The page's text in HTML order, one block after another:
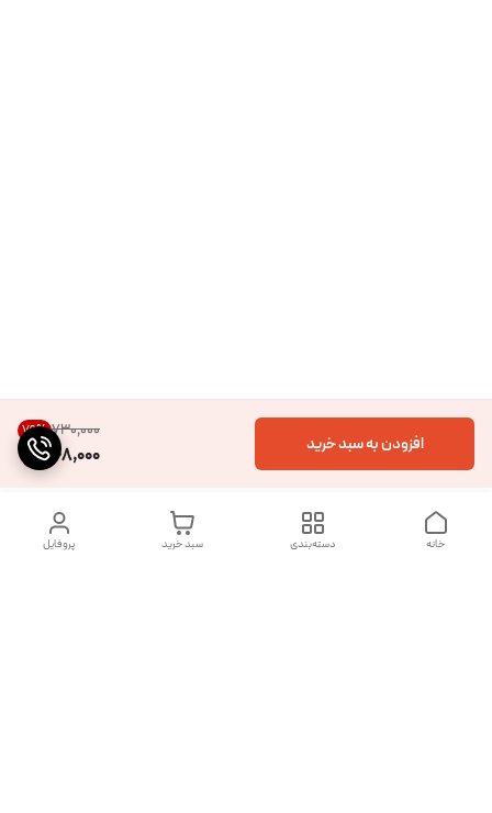
۷۳۰٬۰۰۰ 79%
148,000 افزودن به سبد خرید
پروفایل سبد خرید دسته‌بندی خانه